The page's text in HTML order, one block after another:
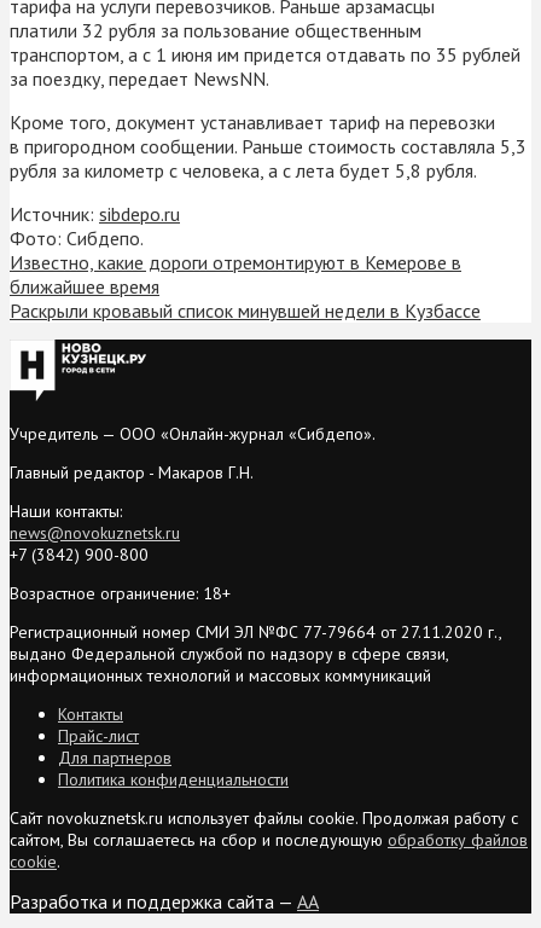
тарифа на услуги перевозчиков. Раньше арзамасцы
платили 32 рубля за пользование общественным
транспортом, а с 1 июня им придется отдавать по 35 рублей
за поездку, передает NewsNN.
Кроме того, документ устанавливает тариф на перевозки
в пригородном сообщении. Раньше стоимость составляла 5,3
рубля за километр с человека, а с лета будет 5,8 рубля.
Источник: sibdepo.ru
Фото: Сибдепо.
Известно, какие дороги отремонтируют в Кемерове в
ближайшее время
Раскрыли кровавый список минувшей недели в Кузбассе
Учредитель — ООО «Онлайн-журнал «Сибдепо».
Главный редактор - Макаров Г.Н.
Наши контакты:
news@novokuznetsk.ru
+7 (3842) 900-800
Возрастное ограничение: 18+
Регистрационный номер СМИ ЭЛ №ФС 77-79664 от 27.11.2020 г.,
выдано Федеральной службой по надзору в сфере связи,
информационных технологий и массовых коммуникаций
Контакты
Прайс-лист
Для партнеров
Политика конфиденциальности
Сайт novokuznetsk.ru использует файлы cookie. Продолжая работу с
сайтом, Вы соглашаетесь на сбор и последующую обработку файлов
cookie.
Разработка и поддержка сайта — AA